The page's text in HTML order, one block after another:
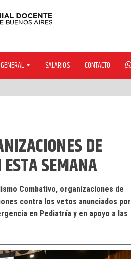
SALARIOS CONTACTO
DE
SEMANA
Combativo, organizaciones de
contra los vetos anunciados por
en Pediatría y en apoyo a las